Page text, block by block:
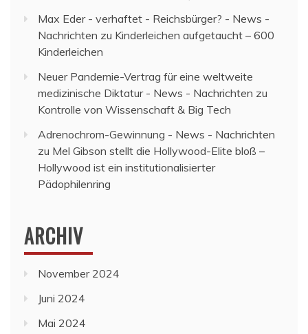
Max Eder - verhaftet - Reichsbürger? - News -
Nachrichten zu Kinderleichen aufgetaucht – 600
Kinderleichen
Neuer Pandemie-Vertrag für eine weltweite
medizinische Diktatur - News - Nachrichten zu
Kontrolle von Wissenschaft & Big Tech
Adrenochrom-Gewinnung - News - Nachrichten
zu Mel Gibson stellt die Hollywood-Elite bloß –
Hollywood ist ein institutionalisierter
Pädophilenring
ARCHIV
November 2024
Juni 2024
Mai 2024